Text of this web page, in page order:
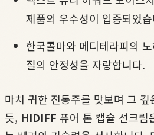
제품의 우수성이 입증되었
한국콜마와 메디테라피의
질의 안정성을 자랑합니다.
마치 귀한 전통주를 맛보며 그
듯, HIDIFF 퓨어 톤 캡슐 선크림